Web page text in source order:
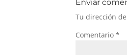
Enviar
Tu dirección
Comentario*